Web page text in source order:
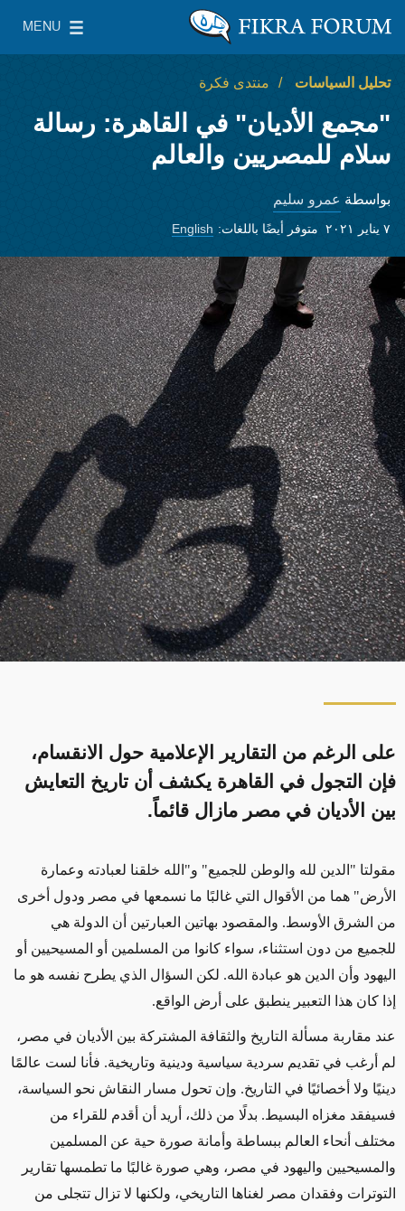
معهد واشنطن لسياسات الشرق الأدنى
MENU
Main Menu
تحليل السياسات منتدى فكرة
"مجمع الأديان" في القاهرة: رسالة
سلام للمصريين والعالم
بواسطة عمرو سليم
٧ يناير ٢٠٢١ متوفر أيضًا باللغات: English
على الرغم من التقارير الإعلامية حول الانقسام،
فإن التجول في القاهرة يكشف أن تاريخ التعايش
بين الأديان في مصر مازال قائماً.
مقولتا "الدين لله والوطن للجميع" و"الله خلقنا لعبادته وعمارة
الأرض" هما من الأقوال التي غالبًا ما نسمعها في مصر ودول أخرى
من الشرق الأوسط. والمقصود بهاتين العبارتين أن الدولة هي
للجميع من دون استثناء، سواء كانوا من المسلمين أو المسيحيين أو
اليهود وأن الدين هو عبادة الله. لكن السؤال الذي يطرح نفسه هو ما
إذا كان هذا التعبير ينطبق على أرض الواقع.
عند مقاربة مسألة التاريخ والثقافة المشتركة بين الأديان في مصر،
لم أرغب في تقديم سردية سياسية ودينية وتاريخية. فأنا لست عالمًا
دينيًا ولا أخصائيًا في التاريخ. وإن تحول مسار النقاش نحو السياسة،
فسيفقد مغزاه البسيط. بدلًا من ذلك، أريد أن أقدم للقراء من
مختلف أنحاء العالم ببساطة وأمانة صورة حية عن المسلمين
والمسيحيين واليهود في مصر، وهي صورة غالبًا ما تطمسها تقارير
التوترات وفقدان مصر لغناها التاريخي، ولكنها لا تزال تتجلى من